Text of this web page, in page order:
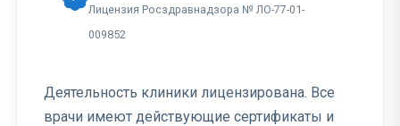
Лицензия Росздравнадзора № ЛО-77-01-
009852
Деятельность клиники лицензирована. Все
врачи имеют действующие сертификаты и